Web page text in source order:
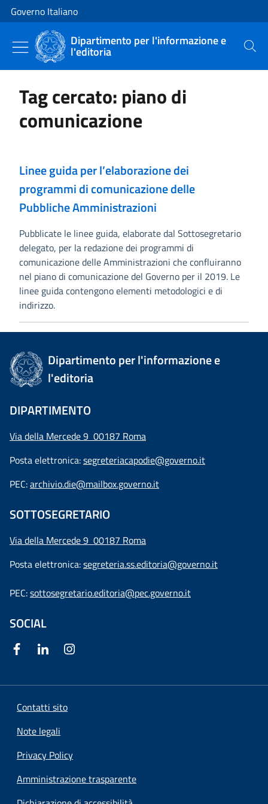
Vai al contenuto
Vai alla navigazione del sito
Governo Italiano
Dipartimento per l'informazione e
l'editoria Cerca
Tag cercato: piano di
comunicazione
Linee guida per l’elaborazione dei
programmi di comunicazione delle
Pubbliche Amministrazioni
Pubblicate le linee guida, elaborate dal Sottosegretario
delegato, per la redazione dei programmi di
comunicazione delle Amministrazioni che confluiranno
nel piano di comunicazione del Governo per il 2019. Le
linee guida contengono elementi metodologici e di
indirizzo.
Dipartimento per l'informazione e
l'editoria
DIPARTIMENTO
Via della Mercede 9 00187 Roma
Posta elettronica:segreteriacapodie@governo.it
PEC:archivio.die@mailbox.governo.it
SOTTOSEGRETARIO
Via della Mercede 9 00187 Roma
Posta elettronica:segreteria.ss.editoria@governo.it
PEC:sottosegretario.editoria@pec.governo.it
SOCIAL
Contatti sito
Note legali
Privacy Policy
Amministrazione trasparente